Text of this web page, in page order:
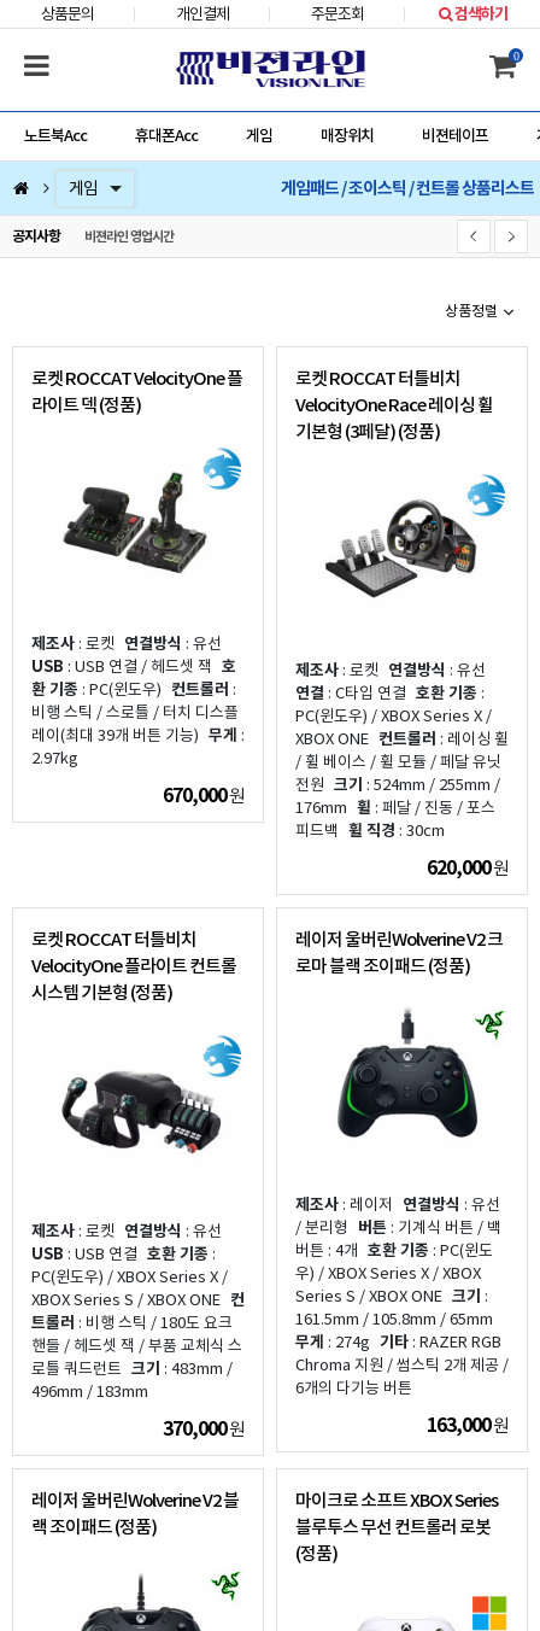
상품문의 개인결제 주문조회 검색하기
0
노트북Acc 휴대폰Acc 게임 매장위치 비젼테이프
컴퓨터부품
베스트 상품
컴퓨터주변기기
저장장치/네트웍/케이블/배터리/충전기/잠금장치
마우스/키보드/키패드/패드/번지/덕/손목받침대/타블렛
스피커/이어폰/헤드셋/거치대/마이크
게임
노트북Acc
게임슬라이더
휴대폰Acc 게임패드 / 조이스틱 / 컨트롤 상품리스트
공지사항 비젼라인 영업시간
상품정렬
로켓 ROCCAT VelocityOne 플
라이트 덱 (정품)
제조사 : 로켓 연결방식 : 유선
USB : USB 연결 / 헤드셋 잭 호
환 기종 : PC(윈도우) 컨트롤러 :
비행 스틱 / 스로틀 / 터치 디스플
레이(최대 39개 버튼 기능) 무게 :
2.97kg
670,000원
로켓 ROCCAT 터틀비치
VelocityOne Race 레이싱 휠
기본형 (3페달) (정품)
제조사 : 로켓 연결방식 : 유선
연결 : C타입 연결 호환 기종 :
PC(윈도우) / XBOX Series X /
XBOX ONE 컨트롤러 : 레이싱 휠
/ 휠 베이스 / 휠 모듈 / 페달 유닛
전원 크기 : 524mm / 255mm /
176mm 휠 : 페달 / 진동 / 포스
피드백 휠 직경 : 30cm
620,000원
로켓 ROCCAT 터틀비치
VelocityOne 플라이트 컨트롤
시스템 기본형 (정품)
제조사 : 로켓 연결방식 : 유선
USB : USB 연결 호환 기종 :
PC(윈도우) / XBOX Series X /
XBOX Series S / XBOX ONE 컨
트롤러 : 비행 스틱 / 180도 요크
핸들 / 헤드셋 잭 / 부품 교체식 스
로틀 쿼드런트 크기 : 483mm /
496mm / 183mm
370,000원
레이저 울버린Wolverine V2 크
로마 블랙 조이패드 (정품)
제조사 : 레이저 연결방식 : 유선
/ 분리형
버튼 : 기계식 버튼 / 백
버튼 : 4개 호환 기종 : PC(윈도
우) / XBOX Series X / XBOX
Series S / XBOX ONE 크기 :
161.5mm / 105.8mm / 65mm
무게 : 274g 기타 : RAZER RGB
Chroma 지원 / 썸스틱 2개 제공 /
6개의 다기능 버튼
163,000원
레이저 울버린Wolverine V2 블
랙 조이패드 (정품)
마이크로 소프트 XBOX Series
블루투스 무선 컨트롤러 로봇
(정품)